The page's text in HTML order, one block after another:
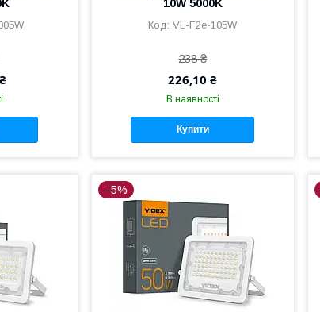
10W 5000K
VL-F2e-105W
238 ₴
226,10 ₴
В наявності
Купити
–5%